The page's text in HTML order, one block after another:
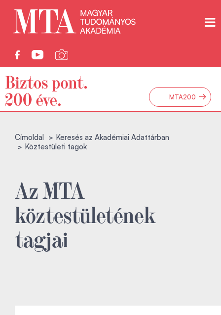
MTA200 →
Címoldal
Keresés az Akadémiai Adattárban
Köztestületi tagok
Az MTA
köztestületének
tagjai